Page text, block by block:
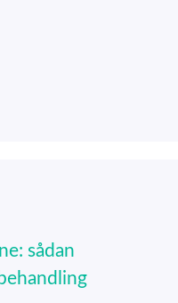
sådan